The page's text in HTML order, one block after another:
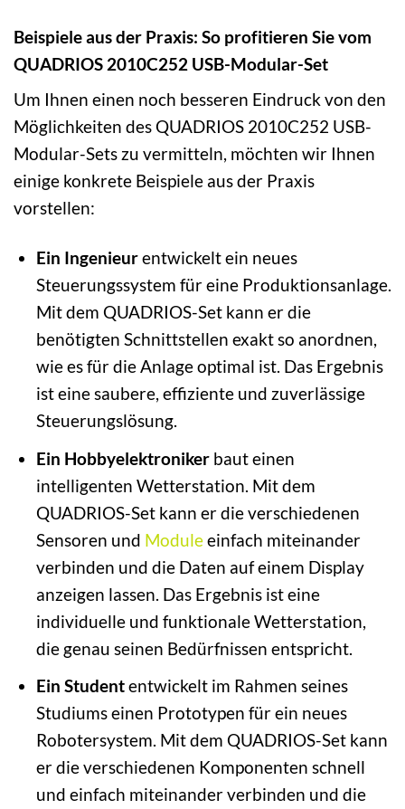
Beispiele aus der Praxis: So profitieren Sie vom
QUADRIOS 2010C252 USB-Modular-Set
Um Ihnen einen noch besseren Eindruck von den
Möglichkeiten des QUADRIOS 2010C252 USB-
Modular-Sets zu vermitteln, möchten wir Ihnen
einige konkrete Beispiele aus der Praxis
vorstellen:
Ein Ingenieurentwickelt ein neues
Steuerungssystem für eine Produktionsanlage.
Mit dem QUADRIOS-Set kann er die
benötigten Schnittstellen exakt so anordnen,
wie es für die Anlage optimal ist. Das Ergebnis
ist eine saubere, effiziente und zuverlässige
Steuerungslösung.
Ein Hobbyelektronikerbaut einen
intelligenten Wetterstation. Mit dem
QUADRIOS-Set kann er die verschiedenen
Sensoren und Moduleeinfach miteinander
verbinden und die Daten auf einem Display
anzeigen lassen. Das Ergebnis ist eine
individuelle und funktionale Wetterstation,
die genau seinen Bedürfnissen entspricht.
Ein Studententwickelt im Rahmen seines
Studiums einen Prototypen für ein neues
Robotersystem. Mit dem QUADRIOS-Set kann
er die verschiedenen Komponenten schnell
und einfach miteinander verbinden und die